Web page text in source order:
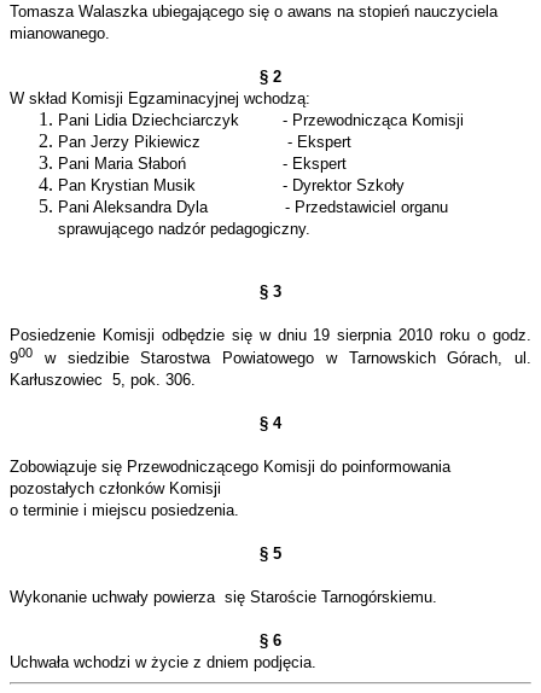
Tomasza Walaszka ubiegającego się o awans na stopień nauczyciela
mianowanego.
§ 2
W skład Komisji Egzaminacyjnej wchodzą:
Pani Lidia Dziechciarczyk
- Przewodnicząca Komisji
Pan Jerzy Pikiewicz
- Ekspert
Pani Maria Słaboń
- Ekspert
Pan Krystian Musik
- Dyrektor Szkoły
Pani Aleksandra Dyla
- Przedstawiciel organu
sprawującego nadzór pedagogiczny.
§ 3
Posiedzenie Komisji odbędzie się w dniu 19 sierpnia 2010 roku o godz.
900
w siedzibie Starostwa Powiatowego w Tarnowskich Górach, ul.
Karłuszowiec 5, pok. 306.
§ 4
Zobowiązuje się Przewodniczącego Komisji do poinformowania
pozostałych członków Komisji
o terminie i miejscu posiedzenia.
§ 5
Wykonanie uchwały powierza się Staroście Tarnogórskiemu.
§ 6
Uchwała wchodzi w życie z dniem podjęcia.